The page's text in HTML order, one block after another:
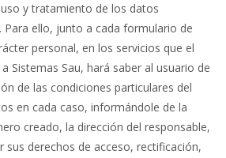
y tratamiento de los datos
Para ello, junto a cada formulario de
personal, en los servicios que el
Sistemas Sau, hará saber al usuario de
de las condiciones particulares del
en cada caso, informándole de la
creado, la dirección del responsable,
sus derechos de acceso, rectificación,